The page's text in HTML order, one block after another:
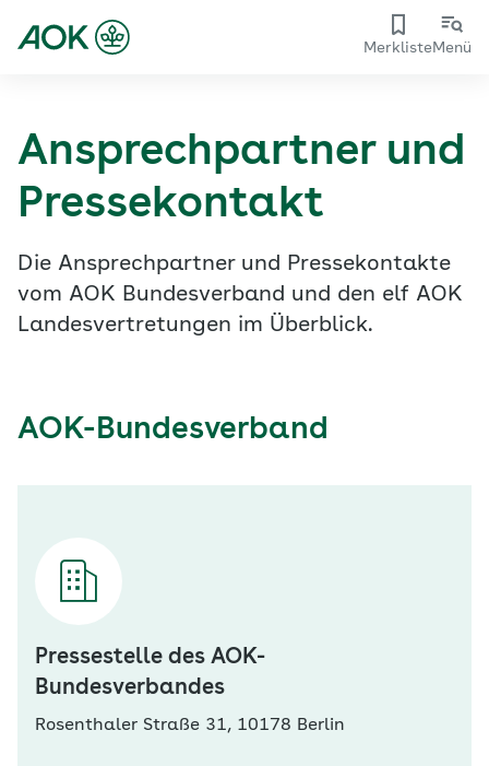
MerklisteMenü
Ansprechpartner und
Pressekontakt
Die Ansprechpartner und Pressekontakte
vom AOK Bundesverband und den elf AOK
Landesvertretungen im Überblick.
AOK-Bundesverband
Pressestelle des AOK-
Bundesverbandes
Rosenthaler Straße 31, 10178 Berlin